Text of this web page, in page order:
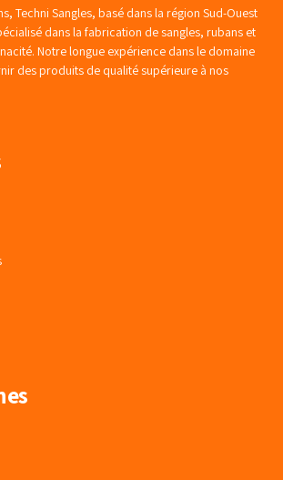
Techni Sangles, basé dans la région Sud-Ouest
dans la fabrication de sangles, rubans et
Notre longue expérience dans le domaine
des produits de qualité supérieure à nos